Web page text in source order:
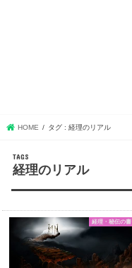
HOME タグ : 経理のリアル
経理のリアル
経理・秘伝の書